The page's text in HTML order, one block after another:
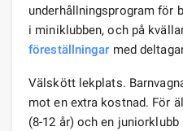
underhållningsprogram för
i miniklubben, och på
föreställningar med
Välskött lekplats.
mot en extra kostnad. För
(8-12 år) och en juniorklubb